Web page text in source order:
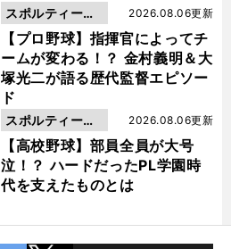
【プロ野球】指揮官によってチ
ームが変わる！？ 金村義明＆大
塚光二が語る歴代監督エピソー
ド
2026.08.06更新
スポルティーバ
動画
【高校野球】部員全員が大号
泣！？ ハードだったPL学園時
代を支えたものとは
2026.08.06更新
スポルティーバ
動画